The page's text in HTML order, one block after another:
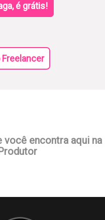
é grátis!
encontra aqui na